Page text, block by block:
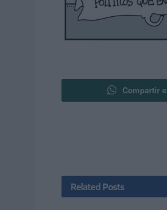
Compartir
Related Posts